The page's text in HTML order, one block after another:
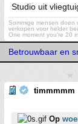
Studio uit
Sommige mensen doen
verkopen voor helder
One moment you’re 20
Betrouwbaar en
timmmmm
Op